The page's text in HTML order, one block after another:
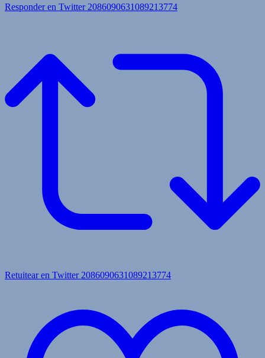
Responder en Twitter 2086090631089213774
Retuitear en Twitter 2086090631089213774